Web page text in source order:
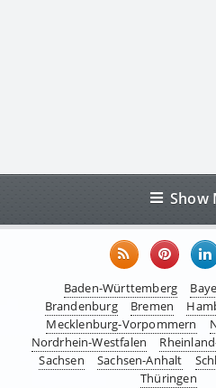
Show
Baden-Württemberg
Brandenburg
Bremen
Mecklenburg-Vorpommern
Nordrhein-Westfalen
Sachsen
Sachsen-Anhalt
Thüringen